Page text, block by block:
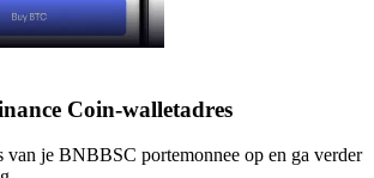
Coin-walletadres
van je BNBBSC portemonnee op en ga verder